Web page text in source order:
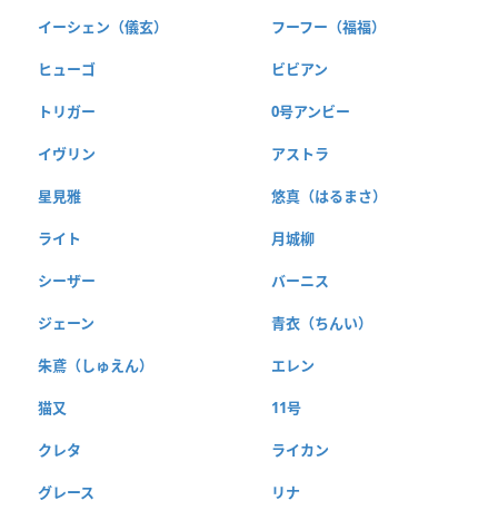
イーシェン（儀玄） フーフー（福福）
ヒューゴ ビビアン
トリガー 0号アンビー
イヴリン アストラ
星見雅 悠真（はるまさ）
ライト 月城柳
シーザー バーニス
ジェーン 青衣（ちんい）
朱鳶（しゅえん） エレン
猫又 11号
クレタ ライカン
グレース リナ